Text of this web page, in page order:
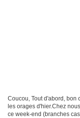
Coucou, Tout d'abord, bon
les orages d'hier.Chez
ce week-end (branches